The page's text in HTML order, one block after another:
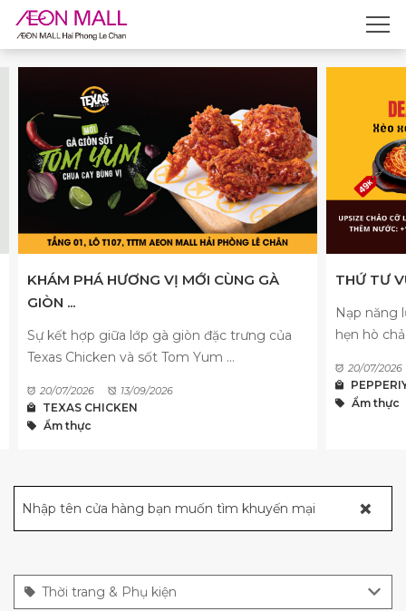
KHÁM PHÁ HƯƠNG VỊ MỚI CÙNG GÀ
GIÒN ...
Sự kết hợp giữa lớp gà giòn đặc trưng của
Texas Chicken và sốt Tom Yum ...
20/07/2026 13/09/2026
TEXAS CHICKEN
Ẩm thực
THỨ TƯ
Nạp năng
hẹn hò
20/07/2026
Ẩm thực
×
Nhập tên cửa hàng bạn muốn tìm khuyến mại